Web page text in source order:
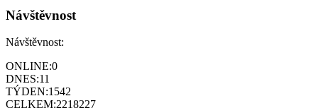
Návštěvnost
Návštěvnost:
ONLINE:0
DNES:11
TÝDEN:1542
CELKEM:2218227